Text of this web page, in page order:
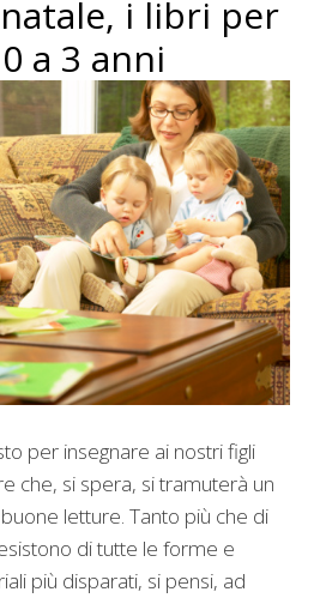
i libri per
a 3 anni
per insegnare ai nostri figli
che, si spera, si tramuterà un
letture. Tanto più che di
di tutte le forme e
più disparati, si pensi, ad